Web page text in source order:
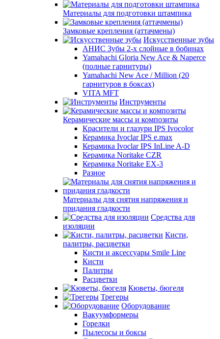
Материалы для подготовки штампика
Замковые крепления (аттачмены)
Искусственные зубы
АНИС Зубы 2-х слойные в бобинах
Yamahachi Gloria New Ace & Naperce
(полные гарнитуры)
Yamahachi New Ace / Million (20
гарнитуров в боксах)
VITA MFT
Инструменты
Керамические массы и композиты
Красители и глазури IPS Ivocolor
Керамика Ivoclar IPS e.max
Керамика Ivoclar IPS InLine A-D
Керамика Noritake CZR
Керамика Noritake EX-3
Разное
Материалы для снятия напряжения и
придания гладкости
Средства для
изоляции
Кисти,
палитры, расцветки
Кисти и аксессуары Smile Line
Кисти
Палитры
Расцветки
Кюветы, бюгеля
Трегеры
Оборудование
Вакуумформеры
Горелки
Пылесосы и боксы